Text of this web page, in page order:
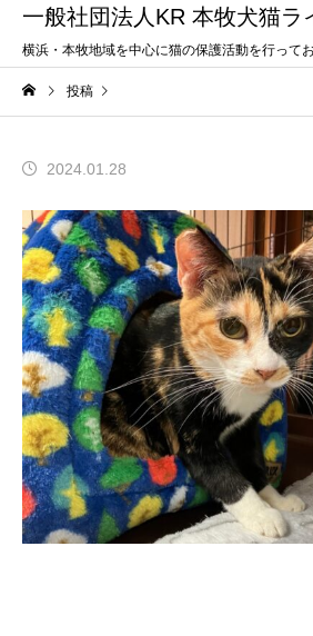
一般社団法人KR 本牧犬猫ラ
横浜・本牧地域を中心に猫の保護活動を行ってお
投稿
2024.01.28